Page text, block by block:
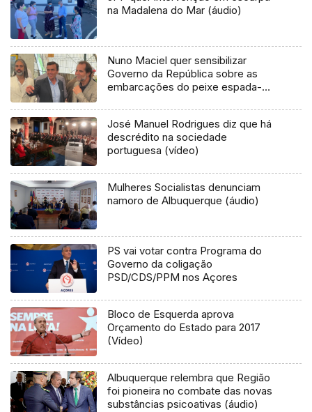
na Madalena do Mar (áudio)
Nuno Maciel quer sensibilizar
Governo da República sobre as
embarcações do peixe espada-
José Manuel Rodrigues diz que há
descrédito na sociedade
portuguesa (vídeo)
Mulheres Socialistas denunciam
namoro de Albuquerque (áudio)
PS vai votar contra Programa do
Governo da coligação
PSD/CDS/PPM nos Açores
Bloco de Esquerda aprova
Orçamento do Estado para 2017
(Vídeo)
Albuquerque relembra que Região
foi pioneira no combate das novas
substâncias psicoativas (áudio)